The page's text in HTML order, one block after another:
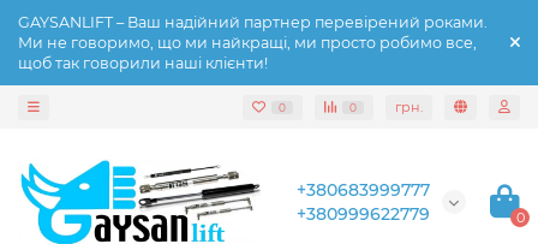
GAYSANLIFT – Ваш надійний партнер перевірений роками.
Ми не говоримо, що ми найкращі, ми просто робимо все,
щоб так говорили наші клієнти!
0 0 грн.
+380683999777
+380999622779
0